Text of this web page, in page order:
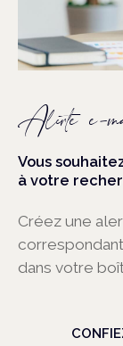
Alerte e-
Vous
à votre
Créez une
dans votre